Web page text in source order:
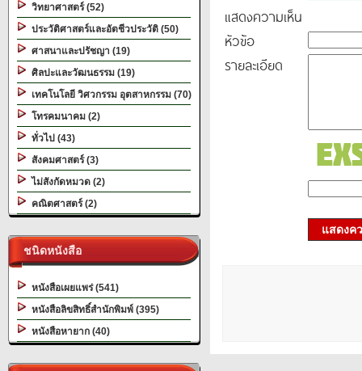
วิทยาศาสตร์ (52)
ประวัติศาสตร์และอัตชีวประวัติ (50)
ศาสนาและปรัชญา (19)
ศิลปะและวัฒนธรรม (19)
เทคโนโลยี วิศวกรรม อุตสาหกรรม (70)
โทรคมนาคม (2)
ทั่วไป (43)
สังคมศาสตร์ (3)
ไม่สังกัดหมวด (2)
คณิตศาสตร์ (2)
ชนิดหนังสือ
หนังสือเผยแพร่ (541)
หนังสือลิขสิทธิ์สำนักพิมพ์ (395)
หนังสือหายาก (40)
แสดงความเห็น
หัวข้อ
รายละเอียด
แสดงค